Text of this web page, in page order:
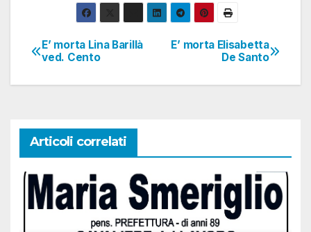
Navigazione
articoli
E’ morta Elisabetta
De Santo
E’ morta Lina Barillà
ved. Cento
Articoli correlati